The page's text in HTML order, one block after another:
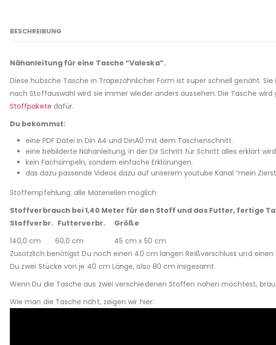
BESCHREIBUNG
Nähanleitung für eine Tasche “Valeska”.
Diese hübsche Tasche in Trapezähnlicher Form ist super schnell genäht.
nach Stoffauswahl wird sie immer wieder anders aussehen. Die Tasche
Stoffpakete dafür.
Du bekommst:
eine PDF Datei in Din A4 und DinA0 mit dem Taschenschnitt.
eine bebilderte Nähanleitung, in der Dir Schritt für Schritt alles erklärt
kein Fachsimpeln, sondern einfache Erklärungen.
das dazu passende Videos dazu auf unserem youtube Kanal “mein
Stoffempfehlung: alle Materielien möglich
Stoffverbrauch bei 1,40 Meter für den Stoff und das Futter, fertige
Stoffverbr. Futterverbr. Größe
140,0 cm 60,0 cm 45 cm x 50 cm
Zusätzlich benötigst Du noch einen 40 cm langen Reißverschluss und
Du zwei Stücke von je 40 cm Länge, also 80 cm insgesamt.
Wenn Du die Tasche aus zwei verschiedenen Stoffen nähen möchtest,
Wie man die Tasche näht, zeigen wir hier: